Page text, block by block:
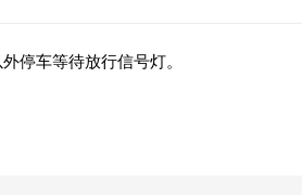
停车等待放行信号灯。